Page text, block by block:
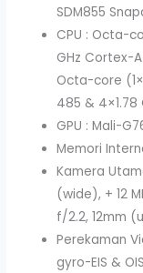
SDM855
CPU : Octa-
GHz Cortex-
Octa-core
485 & 4×1.78
GPU : Mali-
Memori
Kamera
(wide), + 12
f/2.2, 12mm
Perekaman
gyro-EIS &